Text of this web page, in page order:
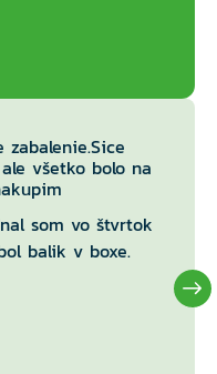
zabalenie.Sice
všetko bolo na
som vo štvrtok
balik v boxe.